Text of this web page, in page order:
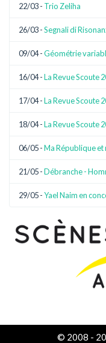
22/03 - Trio Zeliha
26/03 -Segnali di
09/04 -Géométrie
16/04 -La Revue Scoute
17/04 -La Revue Scoute
18/04 -La Revue Scoute
06/05 -Ma République et
21/05 -Débranche -
29/05 -Yael Naim en
© 2008 -